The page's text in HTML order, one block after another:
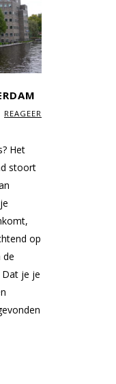
REAGEER
Het
stoort
op
de
Dat je je